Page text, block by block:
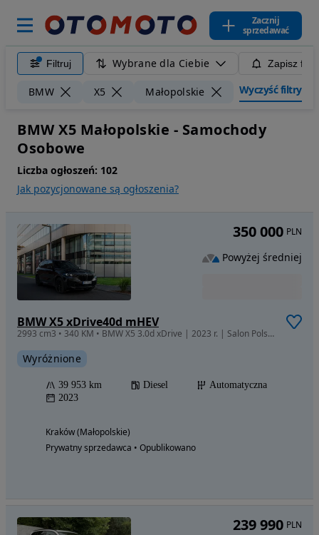
Zacznij
sprzedawać
Filtruj Wybrane dla Ciebie Zapisz
BMW X5 Małopolskie Wyczyść filtry
BMW X5 Małopolskie - Samochody
Osobowe
Liczba ogłoszeń: 102
Jak pozycjonowane są ogłoszenia?
BMW X5 xDrive40d mHEV
2993 cm3 • 340 KM • BMW X5 3.0d xDrive | 2023 r. | Salon Polska | 1 Właściciel | Bezwypadk
Wyróżnione
39 953 km Diesel
Automatyczna
2023
Kraków (Małopolskie)
Prywatny sprzedawca • Opublikowano
350 000 PLN
Powyżej średniej
239 990 PLN